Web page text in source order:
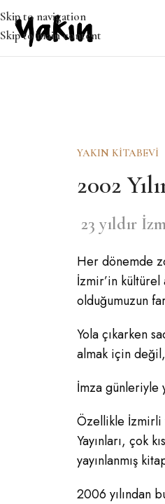
Skip to navigation
Skip to main content
YAKIN KİTABEVİ
2002
23 yıldır
Her dönemde
İzmir’in
olduğumuzun
Yola çıkarken
almak için
İmza günleriyle
Özellikle İzmirli
Yayınları, çok
yayınlanmış
2006 yılından